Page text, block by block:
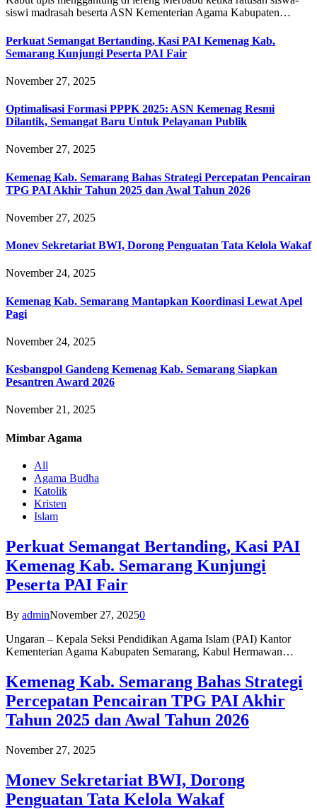
siswi madrasah beserta ASN Kementerian Agama Kabupaten…
Perkuat Semangat Bertanding, Kasi PAI Kemenag Kab.
Semarang Kunjungi Peserta PAI Fair
November 27, 2025
Optimalisasi Formasi PPPK 2025: ASN Kemenag Resmi
Dilantik, Semangat Baru Untuk Pelayanan Publik
November 27, 2025
Kemenag Kab. Semarang Bahas Strategi Percepatan Pencairan
TPG PAI Akhir Tahun 2025 dan Awal Tahun 2026
November 27, 2025
Monev Sekretariat BWI, Dorong Penguatan Tata Kelola Wakaf
November 24, 2025
Kemenag Kab. Semarang Mantapkan Koordinasi Lewat Apel
Pagi
November 24, 2025
Kesbangpol Gandeng Kemenag Kab. Semarang Siapkan
Pesantren Award 2026
November 21, 2025
Mimbar Agama
All
Agama Budha
Katolik
Kristen
Islam
Perkuat Semangat Bertanding, Kasi PAI
Kemenag Kab. Semarang Kunjungi
Peserta PAI Fair
By adminNovember 27, 20250
Ungaran – Kepala Seksi Pendidikan Agama Islam (PAI) Kantor
Kementerian Agama Kabupaten Semarang, Kabul Hermawan…
Kemenag Kab. Semarang Bahas Strategi
Percepatan Pencairan TPG PAI Akhir
Tahun 2025 dan Awal Tahun 2026
November 27, 2025
Monev Sekretariat BWI, Dorong
Penguatan Tata Kelola Wakaf